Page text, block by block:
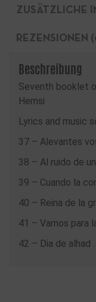
ZUSÄTZLICHE
REZENSIONEN
Beschreibung
Seventh booklet
Hemsi
Lyrics and music
37 – Alevantes
38 – Al ruido de
39 – Cuando la
40 – Reina de la
41 – Vamos para
42 – Dia de alhad